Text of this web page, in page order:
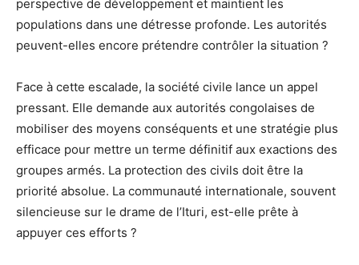
perspective de développement et maintient les
populations dans une détresse profonde. Les autorités
peuvent-elles encore prétendre contrôler la situation ?
Face à cette escalade, la société civile lance un appel
pressant. Elle demande aux autorités congolaises de
mobiliser des moyens conséquents et une stratégie plus
efficace pour mettre un terme définitif aux exactions des
groupes armés. La protection des civils doit être la
priorité absolue. La communauté internationale, souvent
silencieuse sur le drame de l’Ituri, est-elle prête à
appuyer ces efforts ?